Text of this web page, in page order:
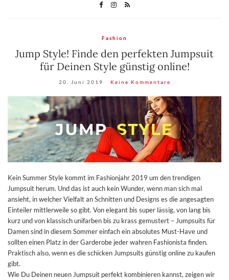
Fashion
Jump Style! Finde den perfekten Jumpsuit
für Deinen Style günstig online!
20. Juni 2019 Keine Kommentare
Kein Summer Style kommt im Fashionjahr 2019 um den trendigen
Jumpsuit herum. Und das ist auch kein Wunder, wenn man sich mal
ansieht, in welcher Vielfalt an Schnitten und Designs es die angesagten
Einteiler mittlerweile so gibt. Von elegant bis super lässig, von lang bis
kurz und von klassisch unifarben bis zu krass gemustert – Jumpsuits für
Damen sind in diesem Sommer einfach ein absolutes Must-Have und
sollten einen Platz in der Garderobe jeder wahren Fashionista finden.
Praktisch also, wenn es die schicken Jumpsuits günstig online zu kaufen
gibt.
Wie Du Deinen neuen Jumpsuit perfekt kombinieren kannst, zeigen wir